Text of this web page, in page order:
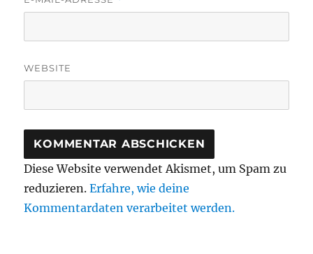
WEBSITE
Diese Website verwendet Akismet, um Spam zu
reduzieren.Erfahre, wie deine
Kommentardaten verarbeitet werden.